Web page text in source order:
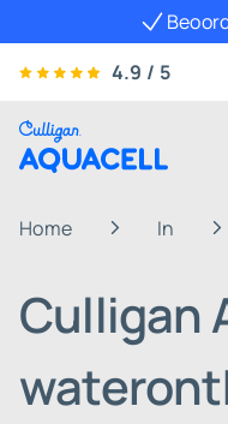
4.9 / 5
Home In
Culligan